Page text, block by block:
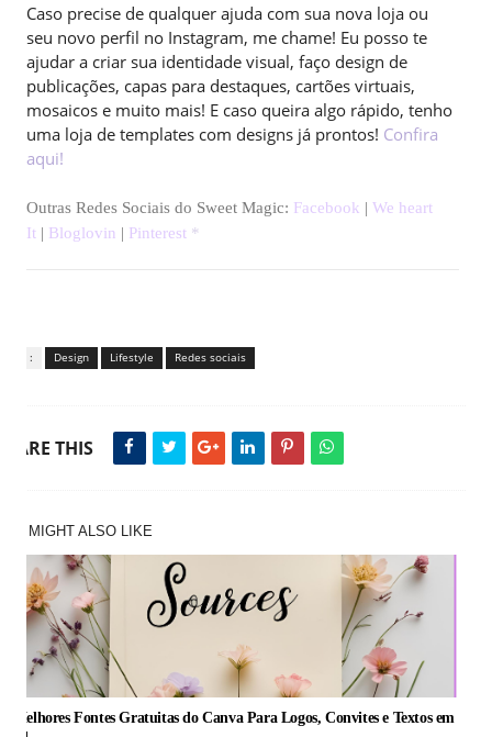
Caso precise de qualquer ajuda com sua nova loja ou
seu novo perfil no Instagram, me chame! Eu posso te
ajudar a criar sua identidade visual, faço design de
publicações, capas para destaques, cartões virtuais,
mosaicos e muito mais! E caso queira algo rápido, tenho
uma loja de templates com designs já prontos! Confira
aqui!
Outras Redes Sociais do Sweet Magic: Facebook | We heart
It| Bloglovin | Pinterest*
Tags : Design Lifestyle Redes sociais
THIS
MIGHT ALSO LIKE
Melhores Fontes Gratuitas do Canva Para Logos, Convites e Textos em